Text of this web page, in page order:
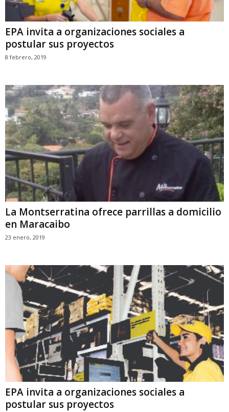
EPA invita a organizaciones sociales a
postular sus proyectos
8 febrero, 2019
La Montserratina ofrece parrillas a domicilio
en Maracaibo
23 enero, 2019
EPA invita a organizaciones sociales a
postular sus proyectos